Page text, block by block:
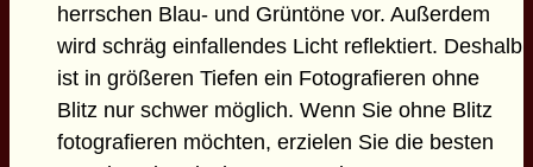
herrschen Blau- und Grüntöne vor. Außerdem
wird schräg einfallendes Licht reflektiert. Deshalb
ist in größeren Tiefen ein Fotografieren ohne
Blitz nur schwer möglich. Wenn Sie ohne Blitz
fotografieren möchten, erzielen Sie die besten